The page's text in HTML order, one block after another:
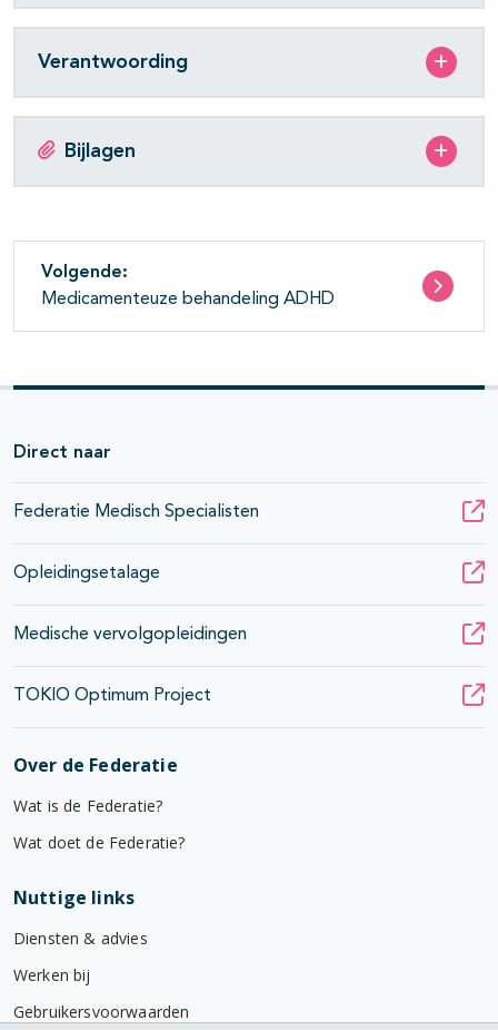
Verantwoording
Bijlagen
Volgende:
Medicamenteuze behandeling ADHD
Direct naar
Federatie Medisch Specialisten
Opleidingsetalage
Medische vervolgopleidingen
TOKIO Optimum Project
Over de Federatie
Wat is de Federatie?
Wat doet de Federatie?
Nuttige links
Diensten & advies
Werken bij
Gebruikersvoorwaarden